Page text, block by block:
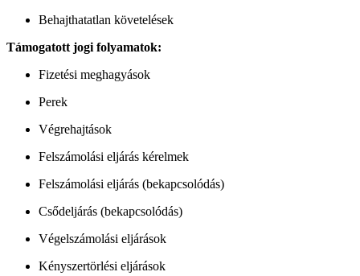
Behajthatatlan követelések
Támogatott jogi folyamatok:
Fizetési meghagyások
Perek
Végrehajtások
Felszámolási eljárás kérelmek
Felszámolási eljárás (bekapcsolódás)
Csődeljárás (bekapcsolódás)
Végelszámolási eljárások
Kényszertörlési eljárások